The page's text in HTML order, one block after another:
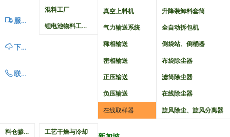
ꄉ 服务中心
ꄆ 下载中心
ꂅ 联系我们
混料工厂
锂电池物料工艺自动化
真空上料机
气力输送系统
稀相输送
密相输送
正压输送
负压输送
在线取样器
升降装卸料套筒
全自动拆包机
倒袋站、倒桶器
布袋除尘器
滤筒除尘器
在线除尘器
旋风除尘、旋风分离器
料仓掺混与混料机
工艺干燥与冷却